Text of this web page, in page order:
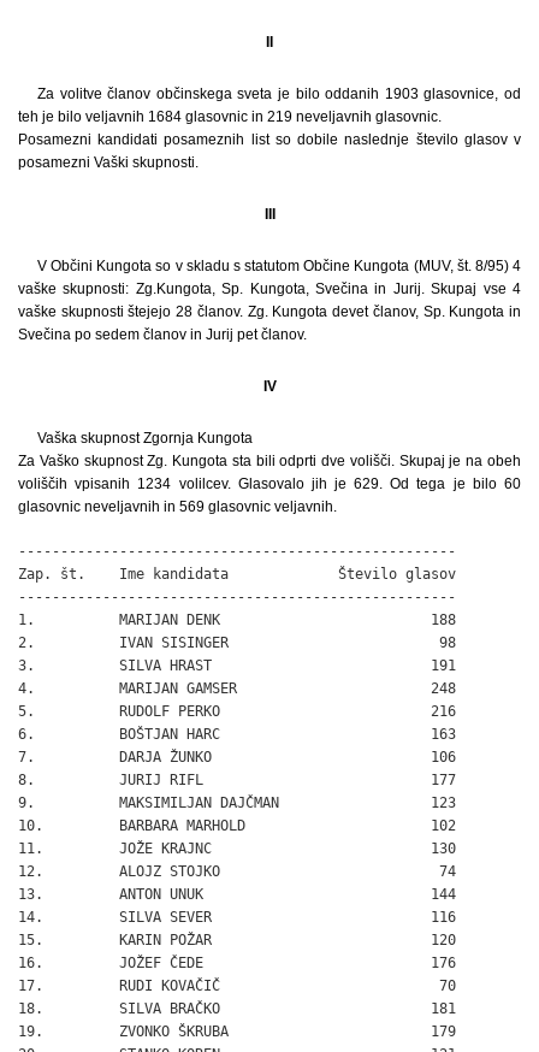
II
Za volitve članov občinskega sveta je bilo oddanih 1903 glasovnice, od
teh je bilo veljavnih 1684 glasovnic in 219 neveljavnih glasovnic.
Posamezni kandidati posameznih list so dobile naslednje število glasov v
posamezni Vaški skupnosti.
III
V Občini Kungota so v skladu s statutom Občine Kungota (MUV, št. 8/95) 4
vaške skupnosti: Zg.Kungota, Sp. Kungota, Svečina in Jurij. Skupaj vse 4
vaške skupnosti štejejo 28 članov. Zg. Kungota devet članov, Sp. Kungota in
Svečina po sedem članov in Jurij pet članov.
IV
Vaška skupnost Zgornja Kungota
Za Vaško skupnost Zg. Kungota sta bili odprti dve volišči. Skupaj je na obeh
voliščih vpisanih 1234 volilcev. Glasovalo jih je 629. Od tega je bilo 60
glasovnic neveljavnih in 569 glasovnic veljavnih.
----------------------------------------------------
Zap. št.    Ime kandidata             Število glasov
----------------------------------------------------
1.          MARIJAN DENK                         188
2.          IVAN SISINGER                         98
3.          SILVA HRAST                          191
4.          MARIJAN GAMSER                       248
5.          RUDOLF PERKO                         216
6.          BOŠTJAN HARC                         163
7.          DARJA ŽUNKO                          106
8.          JURIJ RIFL                           177
9.          MAKSIMILJAN DAJČMAN                  123
10.         BARBARA MARHOLD                      102
11.         JOŽE KRAJNC                          130
12.         ALOJZ STOJKO                          74
13.         ANTON UNUK                           144
14.         SILVA SEVER                          116
15.         KARIN POŽAR                          120
16.         JOŽEF ČEDE                           176
17.         RUDI KOVAČIČ                          70
18.         SILVA BRAČKO                         181
19.         ZVONKO ŠKRUBA                        179